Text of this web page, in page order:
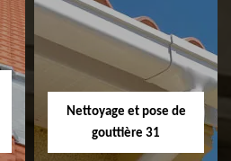
Etanchéité de
faitage et faitière
31
Nettoyage et pose de
gouttière 31